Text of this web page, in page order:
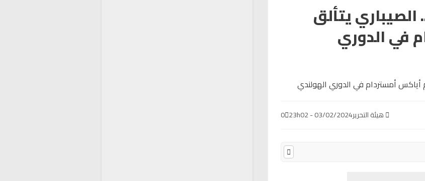
يتألق
في الدوري
هيئة التحرير03/02/2024 - 23h02
0